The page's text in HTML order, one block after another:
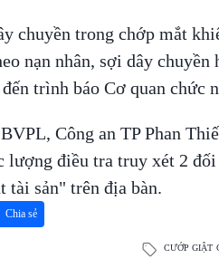
chuyền trong chớp mắt
nạn nhân, sợi dây chuyền
trình báo Cơ quan chức
Công an TP Phan
lượng điều tra truy xét 2
tài sản" trên địa bàn.
Chia sẻ
CƯỚP GIẬT